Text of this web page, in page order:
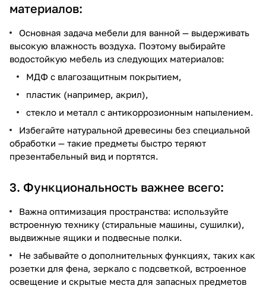
материалов:
Основная задача мебели для ванной — выдерживать
высокую влажность воздуха. Поэтому выбирайте
водостойкую мебель из следующих материалов:
МДФ с влагозащитным покрытием,
пластик (например, акрил),
стекло и металл с антикоррозионным напылением.
Избегайте натуральной древесины без специальной
обработки — такие предметы быстро теряют
презентабельный вид и портятся.
3. Функциональность важнее всего:
Важна оптимизация пространства: используйте
встроенную технику (стиральные машины, сушилки),
выдвижные ящики и подвесные полки.
Не забывайте о дополнительных функциях, таких как
розетки для фена, зеркало с подсветкой, встроенное
освещение и скрытые места для запасных предметов